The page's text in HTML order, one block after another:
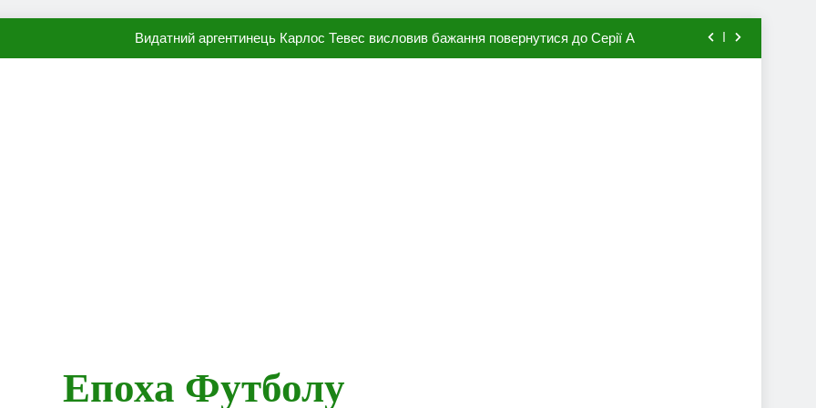
Видатний аргентинець Карлос Тевес висловив бажання повернутися до Серії А
Епоха Футболу